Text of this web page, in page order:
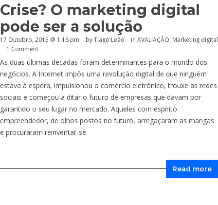
Crise? O marketing digital
pode ser a solução
17 Outubro, 2015 @ 1:16 pm by Tiago Leão in AVALIAÇÃO, Marketing digital
1 Comment
As duas últimas décadas foram determinantes para o mundo dos
negócios. A Internet impôs uma revolução digital de que ninguém
estava à espera, impulsionou o comércio eletrónico, trouxe as redes
sociais e começou a ditar o futuro de empresas que davam por
garantido o seu lugar no mercado. Aqueles com espírito
empreendedor, de olhos postos no futuro, arregaçaram as mangas
e procuraram reinventar-se.
Read more